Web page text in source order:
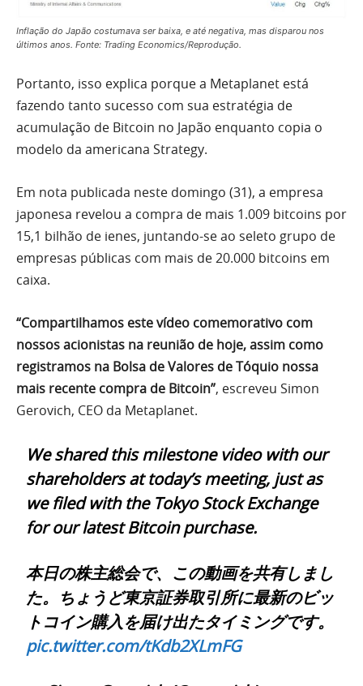
Inflação do Japão costumava ser baixa, e até negativa, mas disparou nos
últimos anos. Fonte: Trading Economics/Reprodução.
Portanto, isso explica porque a Metaplanet está
fazendo tanto sucesso com sua estratégia de
acumulação de Bitcoin no Japão enquanto copia o
modelo da americana Strategy.
Em nota publicada neste domingo (31), a empresa
japonesa revelou a compra de mais 1.009 bitcoins por
15,1 bilhão de ienes, juntando-se ao seleto grupo de
empresas públicas com mais de 20.000 bitcoins em
caixa.
“Compartilhamos este vídeo comemorativo com
nossos acionistas na reunião de hoje, assim como
registramos na Bolsa de Valores de Tóquio nossa
mais recente compra de Bitcoin”, escreveu Simon
Gerovich, CEO da Metaplanet.
We shared this milestone video with our
shareholders at today’s meeting, just as
we filed with the Tokyo Stock Exchange
for our latest Bitcoin purchase.
本日の株主総会で、この動画を共有しまし
た。ちょうど東京証券取引所に最新のビッ
トコイン購入を届け出たタイミングです。
pic.twitter.com/tKdb2XLmFG